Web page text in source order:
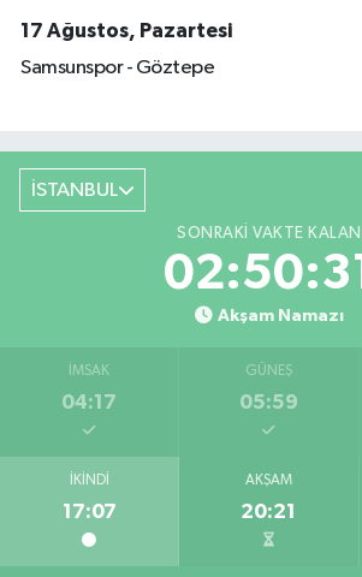
17 Ağustos, Pazartesi
Samsunspor - Göztepe
İSTANBUL
SONRAKI VAKTE KALAN
02:50:30
Akşam Namazı
İMSAK
04:17
GÜNEŞ
05:59
İKINDI
17:07
AKŞAM
20:21